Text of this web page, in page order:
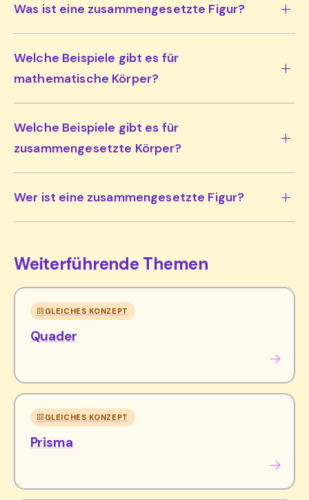
Was ist eine zusammengesetzte Figur?
Welche Beispiele gibt es für
mathematische Körper?
Welche Beispiele gibt es für
zusammengesetzte Körper?
Wer ist eine zusammengesetzte Figur?
Weiterführende Themen
GLEICHES KONZEPT
Quader
GLEICHES KONZEPT
Prisma